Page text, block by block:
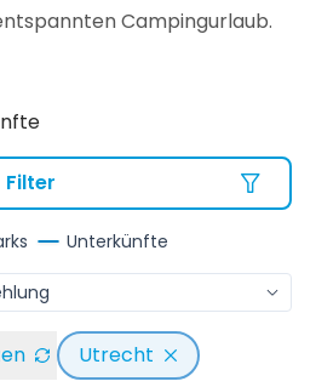
Campingurlaub.
Filter
Unterkünfte
Utrecht